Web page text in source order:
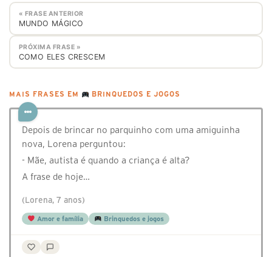
« FRASE ANTERIOR
MUNDO MÁGICO
PRÓXIMA FRASE »
COMO ELES CRESCEM
MAIS FRASES EM BRINQUEDOS E JOGOS
Depois de brincar no parquinho com uma amiguinha
nova, Lorena perguntou:
- Mãe, autista é quando a criança é alta?
A frase de hoje…
(Lorena, 7 anos)
Amor e família Brinquedos e jogos